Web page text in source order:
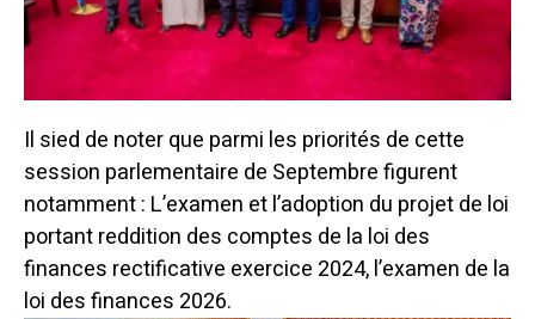
Il sied de noter que parmi les priorités de cette
session parlementaire de Septembre figurent
notamment : L’examen et l’adoption du projet de loi
portant reddition des comptes de la loi des
finances rectificative exercice 2024, l’examen de la
loi des finances 2026.